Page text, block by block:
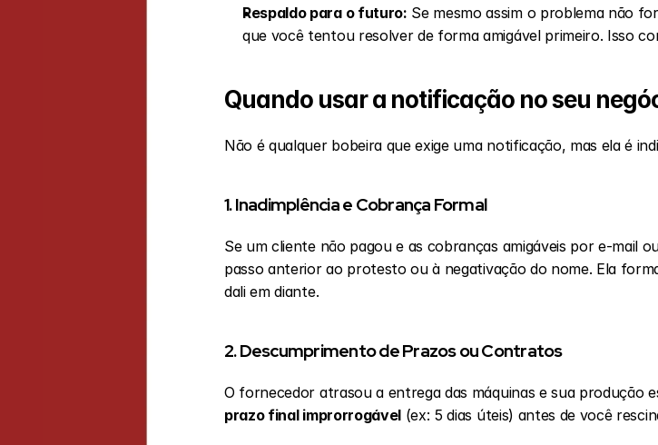
Respaldo para o futuro: Se mesmo assim o problema não
que você tentou resolver de forma amigável primeiro. Isso
Quando usar a notificação no seu
Não é qualquer bobeira que exige uma notificação, mas ela é
1. Inadimplência e Cobrança Formal
Se um cliente não pagou e as cobranças amigáveis por e-mail
passo anterior ao protesto ou à negativação do nome. Ela
dali em diante.
2. Descumprimento de Prazos ou Contratos
prazo final improrrogável (ex: 5 dias úteis) antes de você